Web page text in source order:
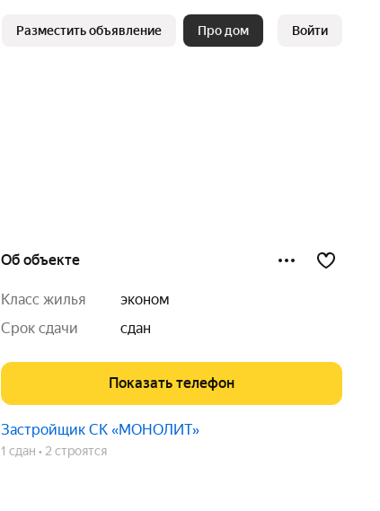
Разместить объявление Про дом Войти
Об объекте
класс жилья
эконом
срок сдачи
сдан
Показать телефон
Застройщик СК «МОНОЛИТ»
1 сдан 2 строятся